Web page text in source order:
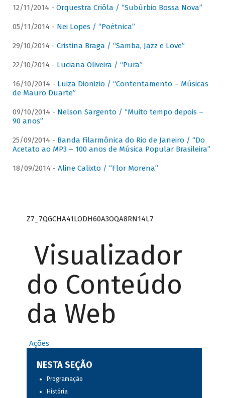
12/11/2014 - Orquestra Criôla / “Subúrbio Bossa Nova”
05/11/2014 - Nei Lopes / “Poétnica”
29/10/2014 - Cristina Braga / “Samba, Jazz e Love”
22/10/2014 - Luciana Oliveira / “Pura”
16/10/2014 - Luiza Dionizio / “Contentamento – Músicas
de Mauro Duarte”
09/10/2014 - Nelson Sargento / “Muito tempo depois –
90 anos”
25/09/2014 - Banda Filarmônica do Rio de Janeiro / “Do
Acetato ao MP3 – 100 anos de Música Popular Brasileira”
18/09/2014 - Aline Calixto / “Flor Morena”
Z7_7QGCHA41LODH60A3OQA8RN14L7
Visualizador
do Conteúdo
da Web
Ações
NESTA SEÇÃO
Programação
História